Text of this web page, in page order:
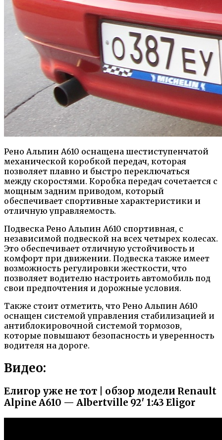
Рено Альпин А610 оснащена шестиступенчатой
механической коробкой передач, которая
позволяет плавно и быстро переключаться
между скоростями. Коробка передач сочетается с
мощным задним приводом, который
обеспечивает спортивные характеристики и
отличную управляемость.
Подвеска Рено Альпин А610 спортивная, с
независимой подвеской на всех четырех колесах.
Это обеспечивает отличную устойчивость и
комфорт при движении. Подвеска также имеет
возможность регулировки жесткости, что
позволяет водителю настроить автомобиль под
свои предпочтения и дорожные условия.
Также стоит отметить, что Рено Альпин А610
оснащен системой управления стабилизацией и
антиблокировочной системой тормозов,
которые повышают безопасность и уверенность
водителя на дороге.
Видео:
Елигор уже не тот | обзор модели Renault
Alpine A610 — Albertville 92′ 1:43 Eligor